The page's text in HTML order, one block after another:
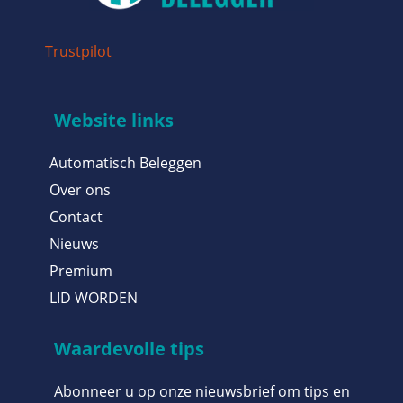
Trustpilot
Website links
Automatisch Beleggen
Over ons
Contact
Nieuws
Premium
LID WORDEN
Waardevolle tips
Abonneer u op onze nieuwsbrief om tips en